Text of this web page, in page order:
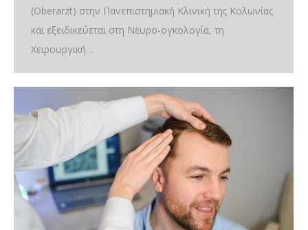
(Oberarzt) στην Πανεπιστημιακή Κλινική της Κολωνίας
και εξειδικεύεται στη Νευρο-ογκολογία, τη
Χειρουργική…